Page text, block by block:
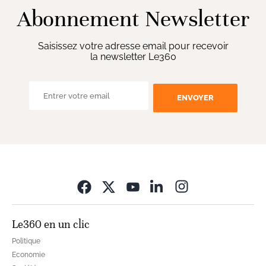
Abonnement Newsletter
Saisissez votre adresse email pour recevoir
la newsletter Le360
ENVOYER
Le360 en un clic
Politique
Economie